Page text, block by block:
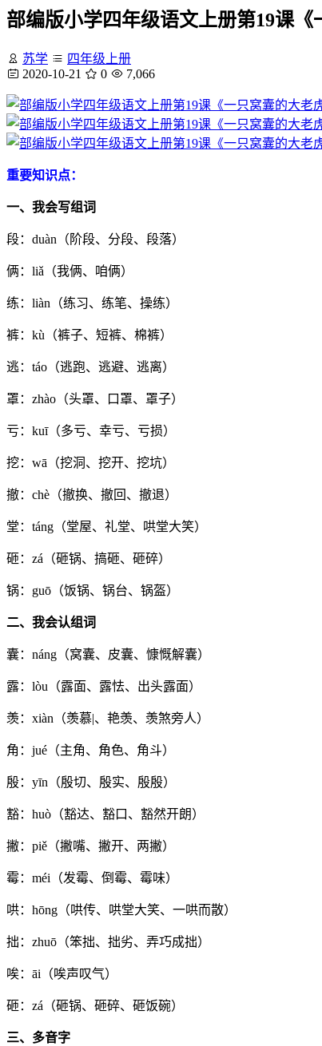
部编版小学四年级语文上册第19课
苏学
四年级上册
2020-10-21
0 7,066
重要知识点：
一、我会写组词
段：duàn（阶段、分段、段落）
俩：liǎ（我俩、咱俩）
练：liàn（练习、练笔、操练）
裤：kù（裤子、短裤、棉裤）
逃：táo（逃跑、逃避、逃离）
罩：zhào（头罩、口罩、罩子）
亏：kuī（多亏、幸亏、亏损）
挖：wā（挖洞、挖开、挖坑）
撤：chè（撤换、撤回、撤退）
堂：táng（堂屋、礼堂、哄堂大笑）
砸：zá（砸锅、搞砸、砸碎）
锅：guō（饭锅、锅台、锅盔）
二、我会认组词
囊：náng（窝囊、皮囊、慷慨解囊）
露：lòu（露面、露怯、出头露面）
羡：xiàn（羡慕|、艳羡、羡煞旁人）
角：jué（主角、角色、角斗）
殷：yīn（殷切、殷实、殷殷）
豁：huò（豁达、豁口、豁然开朗）
撇：piě（撇嘴、撇开、两撇）
霉：méi（发霉、倒霉、霉味）
哄：hōng（哄传、哄堂大笑、一哄而散）
拙：zhuō（笨拙、拙劣、弄巧成拙）
唉：āi（唉声叹气）
砸：zá（砸锅、砸碎、砸饭碗）
三、多音字